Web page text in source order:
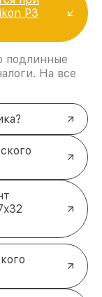
P3
подлинные
На все